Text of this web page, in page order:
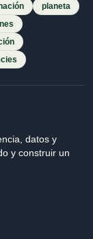
planeta
datos y
y construir un